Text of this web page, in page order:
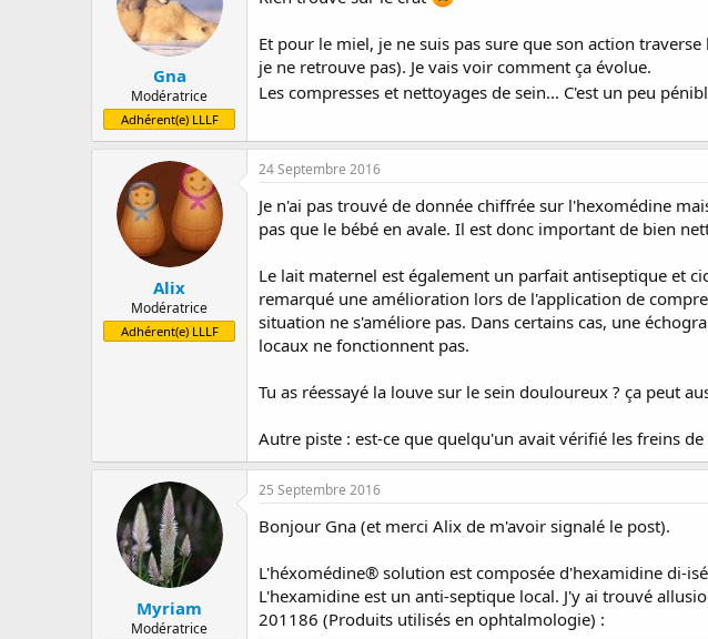
Gna
Modératrice
Adhérent(e) LLLF
Et pour le miel, je ne suis pas sure que son action
je ne retrouve pas). Je vais voir comment ça évolue.
Les compresses et nettoyages de sein... C'est un peu
Alix
Modératrice
Adhérent(e) LLLF
24 Septembre 2016
Je n'ai pas trouvé de donnée chiffrée sur l'hexomédine
pas que le bébé en avale. Il est donc important de bien
Le lait maternel est également un parfait antiseptique et
remarqué une amélioration lors de l'application de
situation ne s'améliore pas. Dans certains cas, une
locaux ne fonctionnent pas.
Tu as réessayé la louve sur le sein douloureux ? ça peut
Autre piste : est-ce que quelqu'un avait vérifié les freins de
Myriam
Modératrice
25 Septembre 2016
Bonjour Gna (et merci Alix de m'avoir signalé le post).
L'héxomédine® solution est composée d'hexamidine di-
L'hexamidine est un anti-septique local. J'y ai trouvé
201186 (Produits utilisés en ophtalmologie) :